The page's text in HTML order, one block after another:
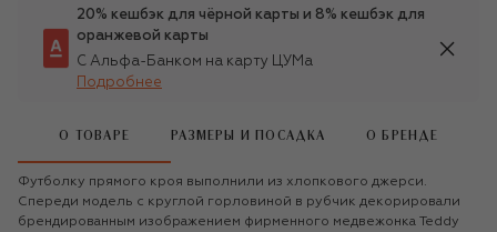
20% кешбэк для чёрной карты и 8% кешбэк для
оранжевой карты
С Альфа-Банком на карту ЦУМа
Подробнее
О ТОВАРЕ РАЗМЕРЫ И ПОСАДКА О БРЕНДЕ
Футболку прямого кроя выполнили из хлопкового джерси.
Спереди модель с круглой горловиной в рубчик декорировали
брендированным изображением фирменного медвежонка Teddy